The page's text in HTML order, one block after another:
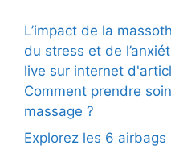
L’impact de la
du stress et de
live sur internet
Comment prendre
massage ?
Explorez les 6